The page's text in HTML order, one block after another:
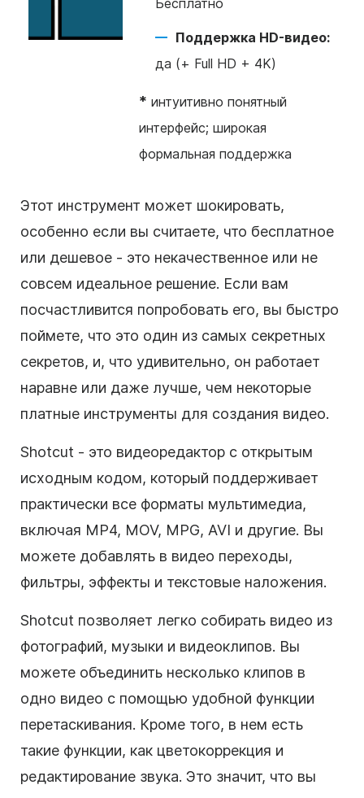
Поддержка HD-видео:
да (+ Full HD + 4K)
* интуитивно понятный
интерфейс; широкая
формальная поддержка
Этот инструмент может шокировать,
особенно если вы считаете, что бесплатное
или дешевое - это некачественное или не
совсем идеальное решение. Если вам
посчастливится попробовать его, вы быстро
поймете, что это один из самых секретных
секретов, и, что удивительно, он работает
наравне или даже лучше, чем некоторые
платные инструменты для создания видео.
Shotcut - это видеоредактор с открытым
исходным кодом, который поддерживает
практически все форматы мультимедиа,
включая MP4, MOV, MPG, AVI и другие. Вы
можете добавлять в видео переходы,
фильтры, эффекты и текстовые наложения.
Shotcut позволяет легко собирать видео из
фотографий, музыки и видеоклипов. Вы
можете объединить несколько клипов в
одно видео с помощью удобной функции
перетаскивания. Кроме того, в нем есть
такие функции, как цветокоррекция и
редактирование звука. Это значит, что вы